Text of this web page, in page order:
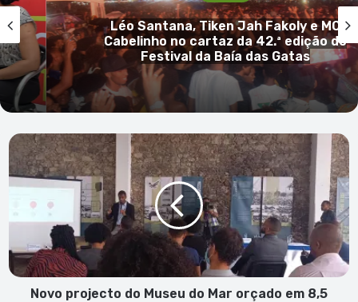
do
Ronise Évora foi eleita
Ligoc e promete unir os grupos
Carnaval de São Vicente
Novo
projecto
do
Museu
Mar
em
8,5
milhõesNovo projecto do Museu do Mar orçado em 8,5